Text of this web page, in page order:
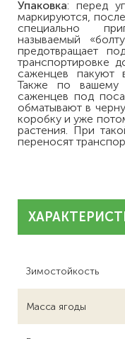
Упаковка: перед
маркируются,
специально
называемый
предотвращает
транспортировке
саженцев пакуют
Также по вашему
саженцев под
обматывают в
коробку и уже
растения. При
переносят
Зимостойкость
Масса ягоды